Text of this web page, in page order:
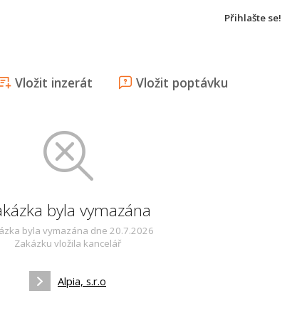
Přihlašte se!
Vložit inzerát Vložit poptávku
byla vymazána
byla vymazána dne 20.7.2026
Zakázku vložila kancelář
Alpia, s.r.o